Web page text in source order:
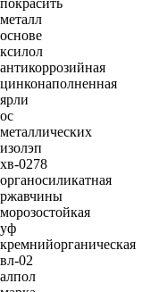
покрасить
металл
основе
ксилол
антикоррозийная
цинконаполненная
ярли
ос
металлических
изолэп
хв-0278
органосиликатная
ржавчины
морозостойкая
уф
кремнийорганическая
вл-02
алпол